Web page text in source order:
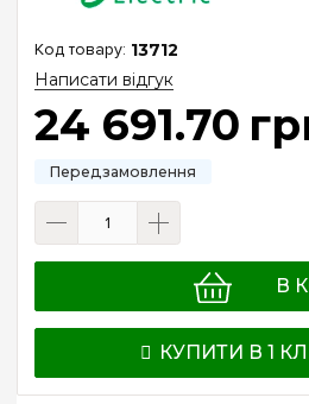
13712
Написати відгук
24 691.70
В
КУПИТИ В 1